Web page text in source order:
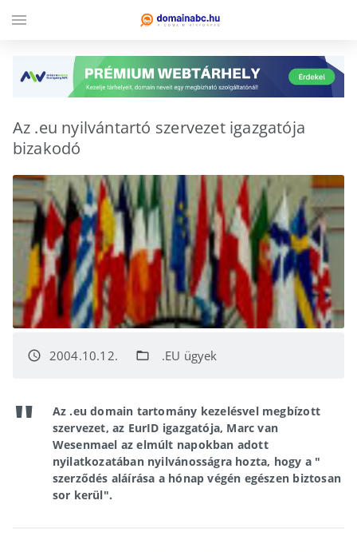
Az .eu nyilvántartó szervezet igazgatója
bizakodó
access_time 2004.10.12. folder_open .EU ügyek
Az .eu domain tartomány kezelésvel megbízott
szervezet, az EurID igazgatója, Marc van
Wesenmael az elmúlt napokban adott
nyilatkozatában nyilvánosságra hozta, hogy a "
szerződés aláírása a hónap végén egészen biztosan
sor kerül".
menu